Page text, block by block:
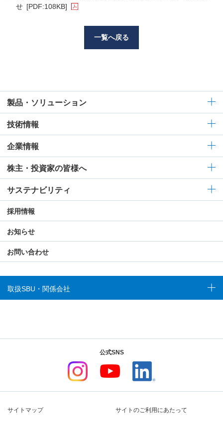
せ [PDF:108KB]
一覧へ戻る
製品・ソリューション
技術情報
企業情報
株主・投資家の皆様へ
サステナビリティ
採用情報
お知らせ
お問い合わせ
取扱SBU・関係会社
公式SNS
サイトマップ サイトのご利用にあたって